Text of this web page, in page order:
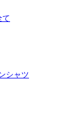
て
シャツ